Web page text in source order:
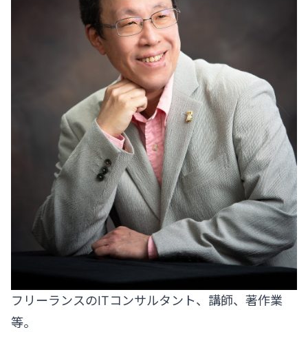
フリーランスのITコンサルタント、講師、著作業
等。